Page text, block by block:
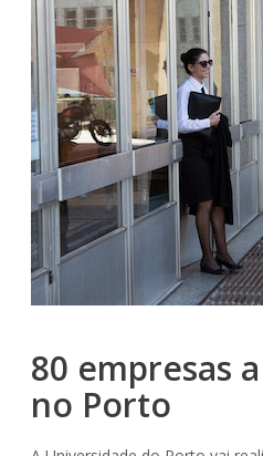
80 empresas
no Porto